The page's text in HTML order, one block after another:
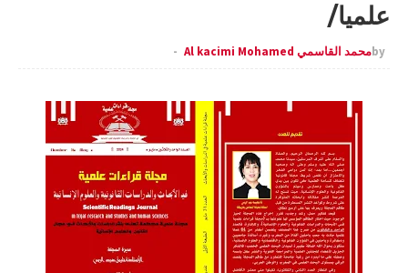
علميا/
byمحمد القاسمي Al kacimi Mohamed